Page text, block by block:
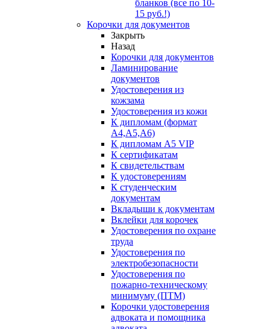
бланков (все по 10-
15 руб.!)
Корочки для документов
Закрыть
Назад
Корочки для документов
Ламинирование
документов
Удостоверения из
кожзама
Удостоверения из кожи
К дипломам (формат
А4,А5,А6)
К дипломам А5 VIP
К сертификатам
К свидетельствам
К удостоверениям
К студенческим
документам
Вкладыши к документам
Вклейки для корочек
Удостоверения по охране
труда
Удостоверения по
электробезопасности
Удостоверения по
пожарно-техническому
минимуму (ПТМ)
Корочки удостоверения
адвоката и помощника